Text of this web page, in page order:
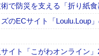
で防災を支える「折り紙
のECサイト「Loulu.Loup
イト「こがわオンライン